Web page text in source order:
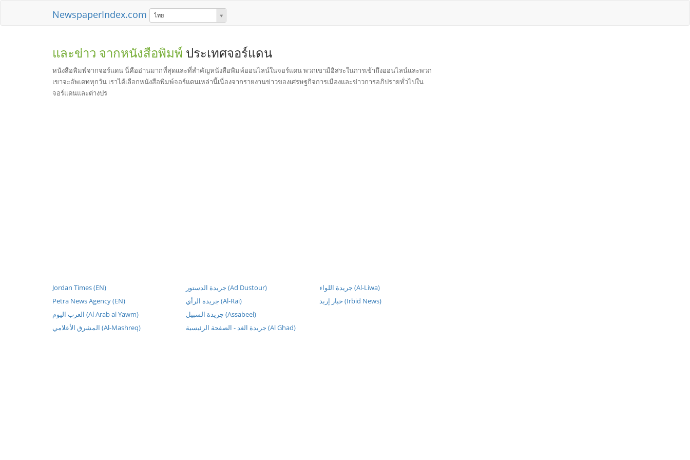
NewspaperIndex.com ไทย
และข่าว จากหนังสือพิมพ์ ประเทศจอร์แดน
หนังสือพิมพ์จากจอร์แดน นี่คืออ่านมากที่สุดและที่สำคัญหนังสือพิมพ์ออนไลน์ในจอร์แดน พวกเขามีอิสระในการเข้าถึงออนไลน์และพวก
เขาจะอัพเดททุกวัน เราได้เลือกหนังสือพิมพ์จอร์แดนเหล่านี้เนื่องจากรายงานข่าวของเศรษฐกิจการเมืองและข่าวการอภิปรายทั่วไปใน
จอร์แดนและต่างปร
Jordan Times (EN)
Petra News Agency (EN)
العرب اليوم (Al Arab al Yawm)
المشرق الأعلامي (Al-Mashreq)
جريدة الدستور (Ad Dustour)
جريدة الرأي (Al-Rai)
جريدة السبيل (Assabeel)
جريدة الغد - الصفحة الرئيسية (Al Ghad)
جريدة اللواء (Al-Liwa)
خبار إربد (Irbid News)